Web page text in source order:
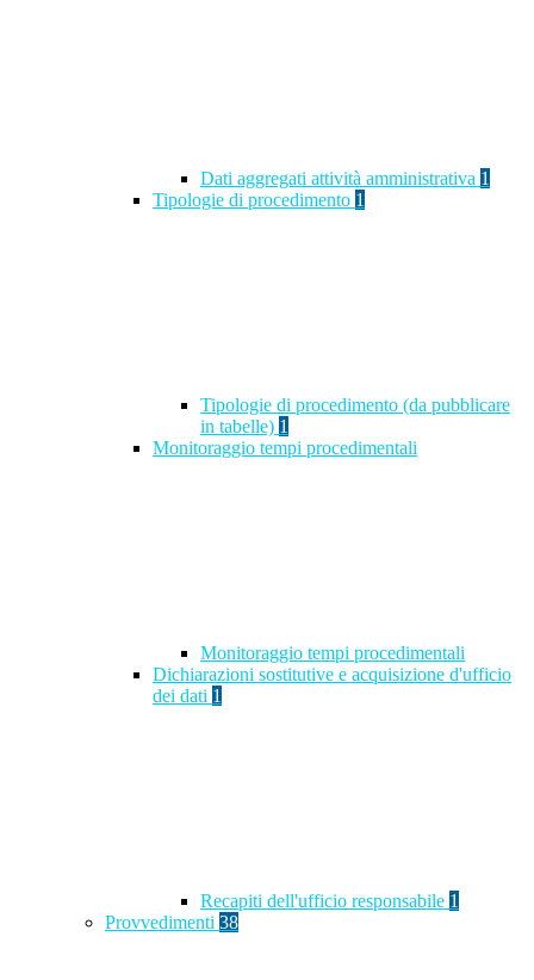
Dati aggregati attività amministrativa 1
Tipologie di procedimento 1
Tipologie di procedimento (da pubblicare
in tabelle) 1
Monitoraggio tempi procedimentali
Monitoraggio tempi procedimentali
Dichiarazioni sostitutive e acquisizione d'ufficio
dei dati 1
Recapiti dell'ufficio responsabile 1
Provvedimenti 38